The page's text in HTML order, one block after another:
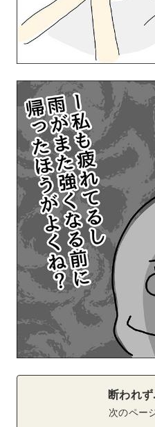
断われ
次のペー